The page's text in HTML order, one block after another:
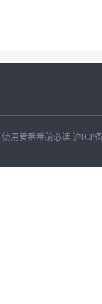
使用爱番番前必读 沪ICP